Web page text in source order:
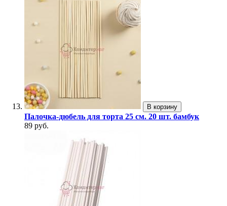
В корзину
Палочка-дюбель для торта 25 см. 20 шт. бамбук
89 руб.